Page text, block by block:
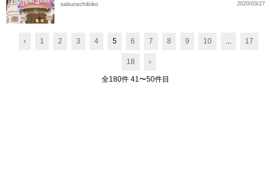
2020/03/27
sakurachibiko
‹ 1 2 3 4 5 6 7 8 9 10 ... 17
18 ›
全180件 41〜50件目